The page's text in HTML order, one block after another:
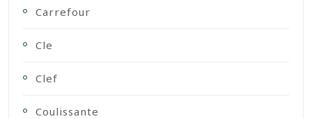
Carrefour
Cle
Clef
Coulissante